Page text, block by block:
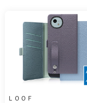
ＬＯＯＦ